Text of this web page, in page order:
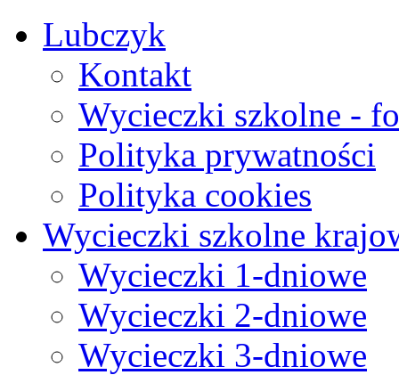
Lubczyk
Kontakt
Wycieczki szkolne -
Polityka prywatności
Polityka cookies
Wycieczki szkolne
Wycieczki 1-dniowe
Wycieczki 2-dniowe
Wycieczki 3-dniowe